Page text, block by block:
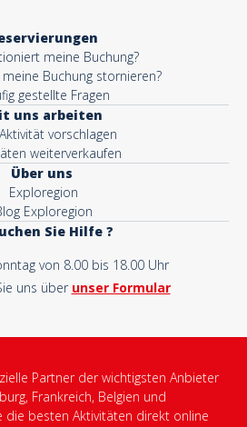
meine Buchung?
Buchung stornieren?
gestellte Fragen
uns arbeiten
vorschlagen
weiterverkaufen
Über uns
Exploregion
Exploregion
Sie Hilfe ?
von 8.00 bis 18.00 Uhr
uns über unser Formular
Partner der wichtigsten Anbieter
Frankreich, Belgien und
die besten Aktivitäten direkt online